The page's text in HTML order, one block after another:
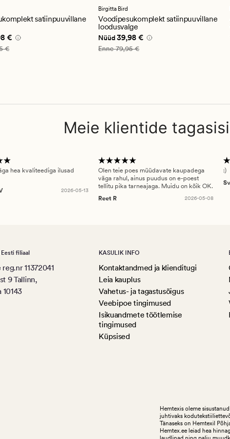
satiinpuuvillane
pris_ee
€
€
Birgitta Bird
Voodipesukomplekt satiinpuuvillane
loodusvalge
Nåværende pris_ee
Nüüd 39,98 €
Vanlig pris_ee
Enne79,95 €
Meie klientide
hea kvaliteediga ilusad
2026-05-13
Olen teie poes müüdavate kaupadega
väga rahul, ainus puudus on e-poest
tellitu pika tarneajaga. Muidu on kõik OK.
Reet R
2026-05-08
:)
filiaal
11372041
9 Tallinn,
10143
KASULIK INFO
Kontaktandmed ja klienditugi
Leia kauplus
Vahetus- ja tagastusõigus
Veebipoe tingimused
Isikuandmete töötlemise
tingimused
Küpsised
Hemtexis oleme
juhtivaks
Tänaseks on Hemtexil
Hemtex.ee leiad hea